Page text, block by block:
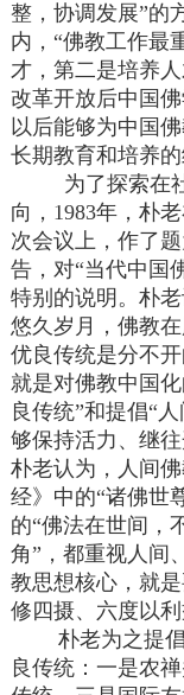
整，协调发展”的
内，“佛教工作最
才，第二是培养
改革开放后中国
以后能够为中国
长期教育和培养的
为了探索在社
向，1983年，朴
次会议上，作了
告，对“当代中国
特别的说明。朴
悠久岁月，佛教
优良传统是分不
就是对佛教中国
良传统”和提倡“
够保持活力、继往
朴老认为，人间
经》中的“诸佛世
的“佛法在世间，
角”，都重视人间
教思想核心，就
修四摄、六度以利
朴老为之提倡
良传统：一是农